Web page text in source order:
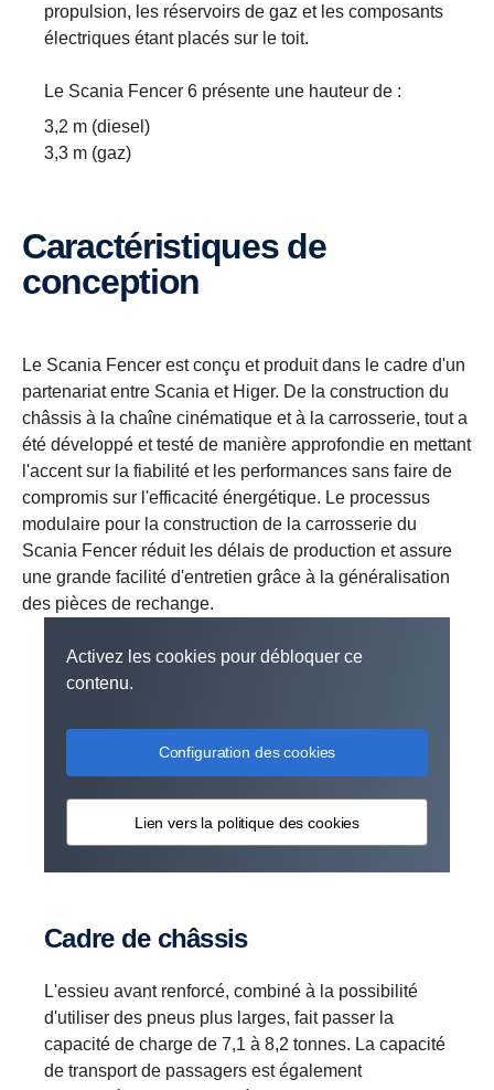
propulsion, les réservoirs de gaz et les composants
électriques étant placés sur le toit.
Le Scania Fencer 6 présente une hauteur de :
3,2 m (diesel)
3,3 m (gaz)
Caractéristiques de
conception
Le Scania Fencer est conçu et produit dans le cadre d'un
partenariat entre Scania et Higer. De la construction du
châssis à la chaîne cinématique et à la carrosserie, tout a
été développé et testé de manière approfondie en mettant
l'accent sur la fiabilité et les performances sans faire de
compromis sur l'efficacité énergétique. Le processus
modulaire pour la construction de la carrosserie du
Scania Fencer réduit les délais de production et assure
une grande facilité d'entretien grâce à la généralisation
des pièces de rechange.
Activez les cookies pour débloquer ce
contenu.
Configuration des cookies
Lien vers la politique des cookies
Cadre de châssis
L'essieu avant renforcé, combiné à la possibilité
d'utiliser des pneus plus larges, fait passer la
capacité de charge de 7,1 à 8,2 tonnes. La capacité
de transport de passagers est également